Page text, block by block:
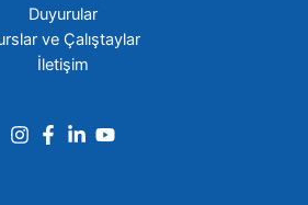
Duyurular
ve Çalıştaylar
İletişim